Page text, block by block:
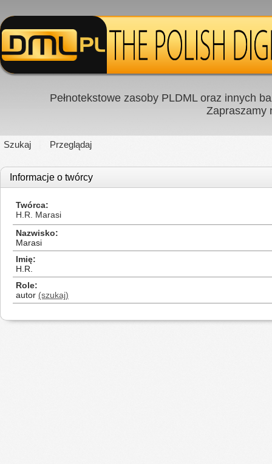
Pełnotekstowe zasoby PLDML oraz innych
Zapraszamy
Szukaj Przeglądaj
Informacje o twórcy
Twórca
H.R. Marasi
Nazwisko
Marasi
Imię
H.R.
Role
autor (szukaj)